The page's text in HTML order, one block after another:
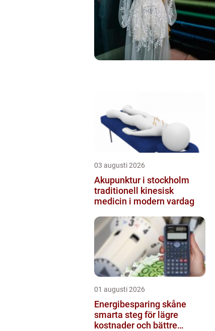
03 augusti 2026
Akupunktur i stockholm
traditionell kinesisk
medicin i modern vardag
01 augusti 2026
Energibesparing skåne
smarta steg för lägre
kostnader och bättre